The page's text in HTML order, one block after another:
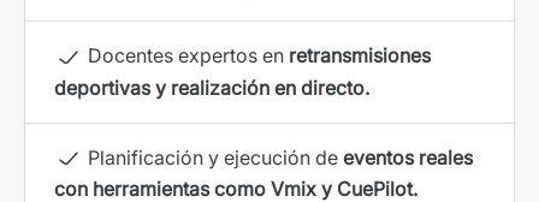
Docentes expertos en retransmisiones
deportivas y realización en directo.
Planificación y ejecución de eventos reales
con herramientas como Vmix y CuePilot.